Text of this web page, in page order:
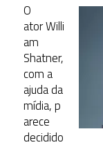
O
ator Willi
am
Shatner,
com a
ajuda da
mídia, p
arece
decidido